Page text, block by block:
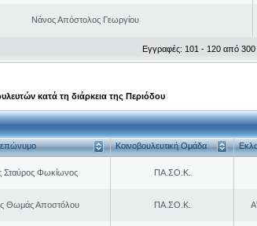
Νάνος Απόστολος Γεωργίου
Εγγραφές: 101 - 120 από 300
κατά τη διάρκεια της Περιόδου
Κοινοβουλευτική Ομάδα
Σταύρος Φωκίωνος ΠΑ.ΣΟ.Κ.
Θωμάς Αποστόλου ΠΑ.ΣΟ.Κ.